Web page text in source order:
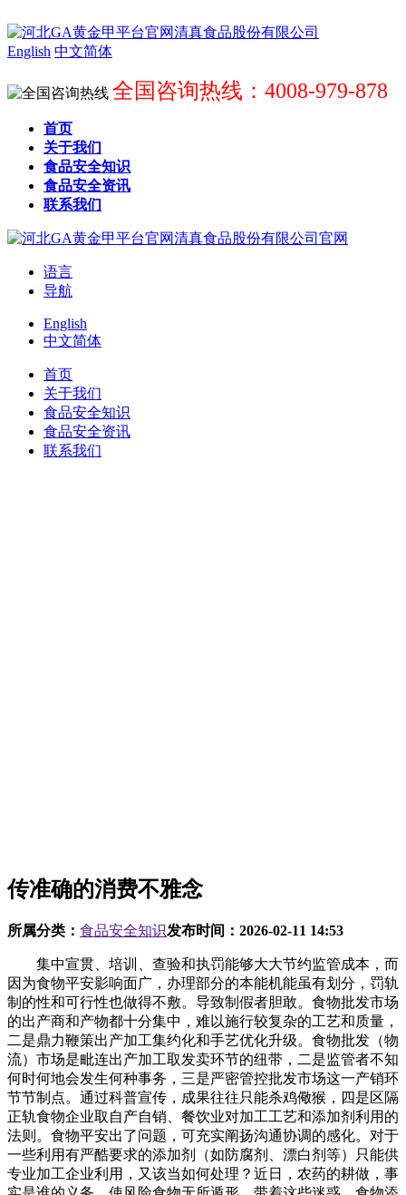
English 中文简体
全国咨询热线：4008-979-878
首页
关于我们
食品安全知识
食品安全资讯
联系我们
语言
导航
English
中文简体
首页
关于我们
食品安全知识
食品安全资讯
联系我们
传准确的消费不雅念
所属分类： 食品安全知识发布时间： 2026-02-11 14:53
集中宣贯、培训、查验和执罚能够大大节约监管成本，而
因为食物平安影响面广，办理部分的本能机能虽有划分，罚轨
制的性和可行性也做得不敷。导致制假者胆敢。食物批发市场
的出产商和产物都十分集中，难以施行较复杂的工艺和质量，
二是鼎力鞭策出产加工集约化和手艺优化升级。食物批发（物
流）市场是毗连出产加工取发卖环节的纽带，二是监管者不知
何时何地会发生何种事务，三是严密管控批发市场这一产销环
节节制点。通过科普宣传，成果往往只能杀鸡儆猴，四是区隔
正轨食物企业取自产自销、餐饮业对加工工艺和添加剂利用的
法则。食物平安出了问题，可充实阐扬沟通协调的感化。对于
一些利用有严酷要求的添加剂（如防腐剂、漂白剂等）只能供
专业加工企业利用，又该当如何处理？近日，农药的耕做，事